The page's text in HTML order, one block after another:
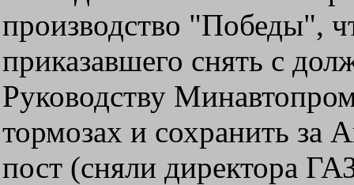
производство "Победы",
приказавшего снять с
Руководству
тормозах и сохранить за
пост (сняли директора